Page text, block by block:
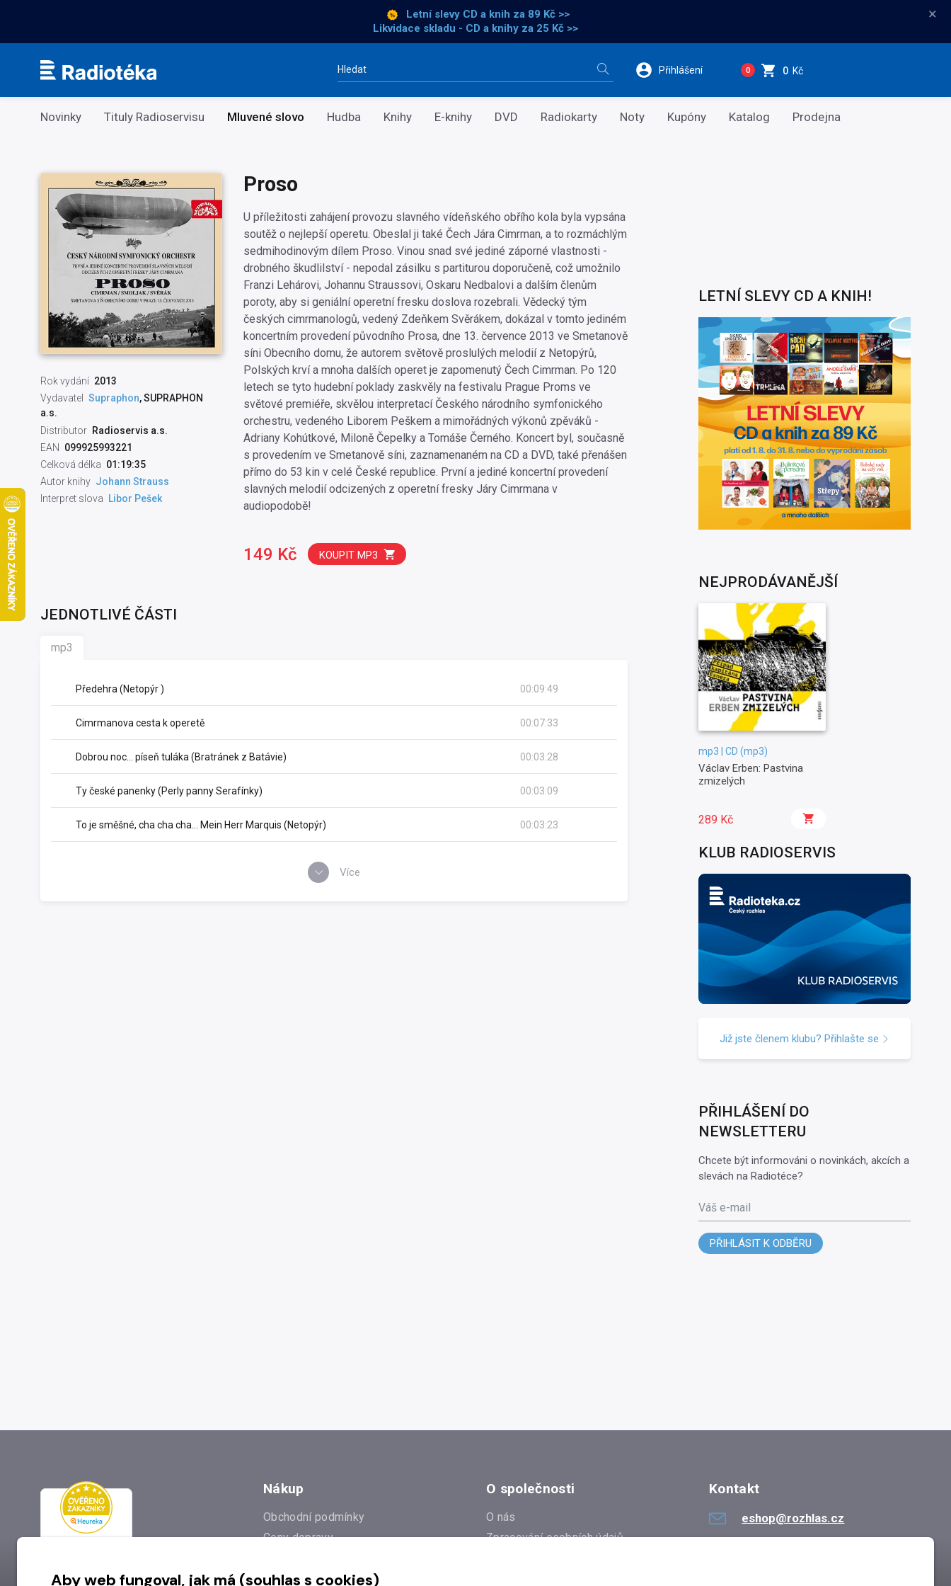
Letní slevy CD a knih za 89 Kč >>
Likvidace skladu - CD a knihy za 25 Kč >>
×
Vyhledávání Přihlášení 0 0 Kč
Kategorie
Novinky Tituly Radioservisu Mluvené slovo Hudba Knihy E-knihy DVD Radiokarty Noty Kupóny Katalog Prodejna
Rok vydání 2013
Vydavatel
Supraphon, SUPRAPHON
a.s.
Distributor Radioservis a.s.
EAN
099925993221
Celková délka 01:19:35
Autor knihy Johann Strauss
Interpret slova
Libor Pešek
Proso
U příležitosti zahájení provozu slavného vídeňského obřího kola byla vypsána
soutěž o nejlepší operetu. Obeslal ji také Čech Jára Cimrman, a to rozmáchlým
sedmihodinovým dílem Proso. Vinou snad své jediné záporné vlastnosti -
drobného škudlilství - nepodal zásilku s partiturou doporučeně, což umožnilo
Franzi Lehárovi, Johannu Straussovi, Oskaru Nedbalovi a dalším členům
poroty, aby si geniální operetní fresku doslova rozebrali. Vědecký tým
českých cimrmanologů, vedený Zdeňkem Svěrákem, dokázal v tomto jediném
koncertním provedení původního Prosa, dne 13. července 2013 ve Smetanově
síni Obecního domu, že autorem světově proslulých melodií z Netopýrů,
Polských krví a mnoha dalších operet je zapomenutý Čech Cimrman. Po 120
letech se tyto hudební poklady zaskvěly na festivalu Prague Proms ve
světové premiéře, skvělou interpretací Českého národního symfonického
orchestru, vedeného Liborem Peškem a mimořádných výkonů zpěváků -
Adriany Kohútkové, Miloně Čepelky a Tomáše Černého. Koncert byl, současně
s provedením ve Smetanově síni, zaznamenaném na CD a DVD, také přenášen
přímo do 53 kin v celé České republice. První a jediné koncertní provedení
slavných melodií odcizených z operetní fresky Járy Cimrmana v
audiopodobě!
149 Kč KOUPIT MP3
JEDNOTLIVÉ ČÁSTI
mp3
Předehra (Netopýr ) 00:09:49
Cimrmanova cesta k operetě 00:07:33
Dobrou noc… píseň tuláka (Bratránek z Batávie) 00:03:28
Ty české panenky (Perly panny Serafínky) 00:03:09
To je směšné, cha cha cha… Mein Herr Marquis (Netopýr) 00:03:23
Více
LETNÍ SLEVY CD A KNIH!
NEJPRODÁVANĚJŠÍ
mp3 | CD (mp3)
Václav Erben: Pastvina
zmizelých
289 Kč
KLUB RADIOSERVIS
Již jste členem klubu? Přihlašte se
PŘIHLÁŠENÍ DO
NEWSLETTERU
Chcete být informováni o novinkách, akcích a
slevách na Radiotéce?
Váš e-mail
PŘIHLÁSIT K ODBĚRU
Nákup
Obchodní podmínky
Ceny dopravy
Prodejna
O společnosti
O nás
Zpracování osobních údajů
Kontakt
eshop@rozhlas.cz
Aby web fungoval, jak má (souhlas s cookies)